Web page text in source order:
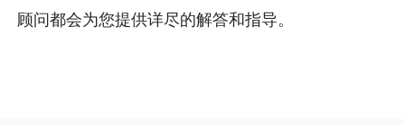
顾问都会为您提供详尽的解答和指导。